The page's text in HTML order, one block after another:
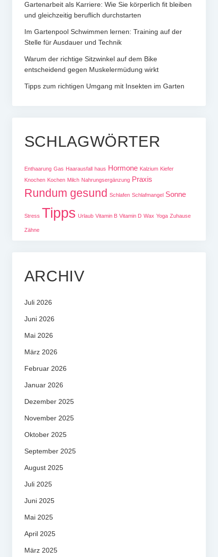
Gartenarbeit als Karriere: Wie Sie körperlich fit bleiben
und gleichzeitig beruflich durchstarten
Im Gartenpool Schwimmen lernen: Training auf der
Stelle für Ausdauer und Technik
Warum der richtige Sitzwinkel auf dem Bike
entscheidend gegen Muskelermüdung wirkt
Tipps zum richtigen Umgang mit Insekten im Garten
SCHLAGWÖRTER
Enthaarung Gas Haarausfall haus Hormone Kalzium Kiefer
Knochen Kochen Milch Nahrungsergänzung Praxis
Rundum gesund Schlafen Schlafmangel Sonne
Stress Tipps Urlaub Vitamin B Vitamin D Wax Yoga Zuhause
Zähne
ARCHIV
Juli 2026
Juni 2026
Mai 2026
März 2026
Februar 2026
Januar 2026
Dezember 2025
November 2025
Oktober 2025
September 2025
August 2025
Juli 2025
Juni 2025
Mai 2025
April 2025
März 2025